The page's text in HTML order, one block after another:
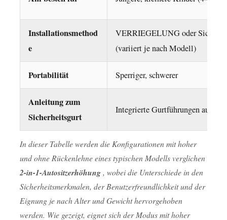
5
2-
in-
1-
Autositzerhöhung
Vergleich
zu
Vergleich
6
Installationsmethod
e
VERRIEGELUNG oder
(variiert je nach Modell)
Portabilität Sperriger, schwerer
Anleitung zum
Sicherheitsgurt
Integrierte Gurtführungen auf der
In dieser Tabelle werden die Konfigurationen mit hoher
und ohne Rückenlehne eines typischen Modells verglichen
2-in-1-Autositzerhöhung, wobei die Unterschiede in den
Sicherheitsmerkmalen, der Benutzerfreundlichkeit und der
Eignung je nach Alter und Gewicht hervorgehoben
werden. Wie gezeigt, eignet sich der Modus mit hoher